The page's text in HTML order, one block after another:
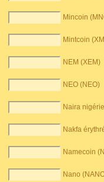
Mincoin
Mintcoin
NEM (XEM)
NEO (NEO)
Naira
Nakfa
Namecoin
Nano